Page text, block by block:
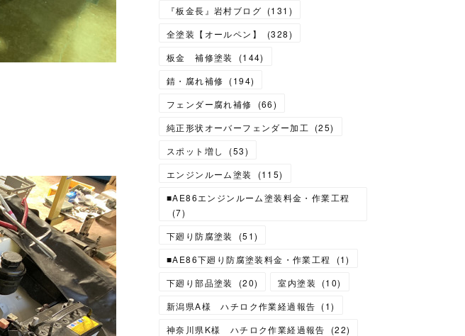
『板金長』岩村ブログ (131 )
全塗装【オールペン】
(328)
板金 補修塗装
(144)
錆・腐れ補修 (194)
フェンダー腐れ補修
(66)
純正形状オーバーフェンダー加工
(25)
スポット増し
(53)
エンジンルーム塗装
(115)
■AE86エンジンルーム塗装料金・作業工程
(7)
下廻り防腐塗装
(51)
■AE86下廻り防腐塗装料金・作業工程
(1)
下廻り部品塗装
(20) 室内塗装 (10)
新潟県A様 ハチロク作業経過報告 (1)
神奈川県K様 ハチロク作業経過報告
(22)